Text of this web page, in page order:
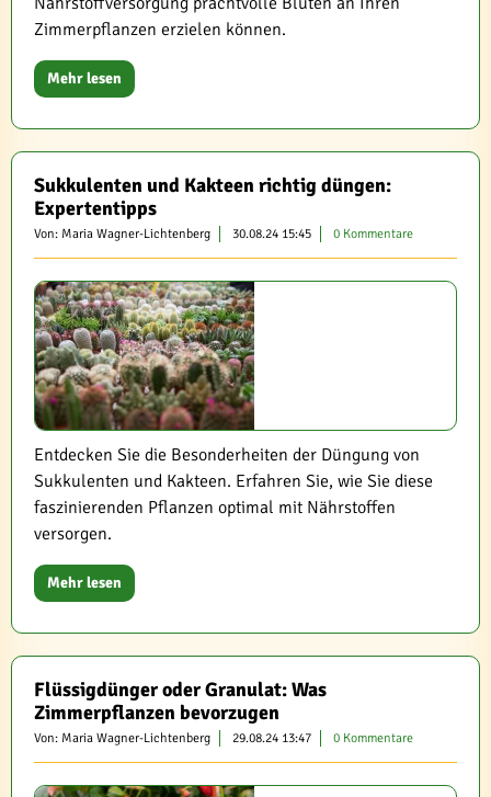
Zimmerpflanzen erzielen können.
Mehr lesen
Sukkulenten und Kakteen richtig düngen:
Expertentipps
Von: Maria Wagner-Lichtenberg 30.08.24 15:45 0 Kommentare
Entdecken Sie die Besonderheiten der Düngung von
Sukkulenten und Kakteen. Erfahren Sie, wie Sie diese
faszinierenden Pflanzen optimal mit Nährstoffen
versorgen.
Mehr lesen
Flüssigdünger oder Granulat: Was
Zimmerpflanzen bevorzugen
Von: Maria Wagner-Lichtenberg 29.08.24 13:47 0 Kommentare